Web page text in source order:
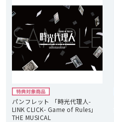
パンフレット 「時光代理人-
LINK CLICK- Game of Rules」
THE MUSICAL